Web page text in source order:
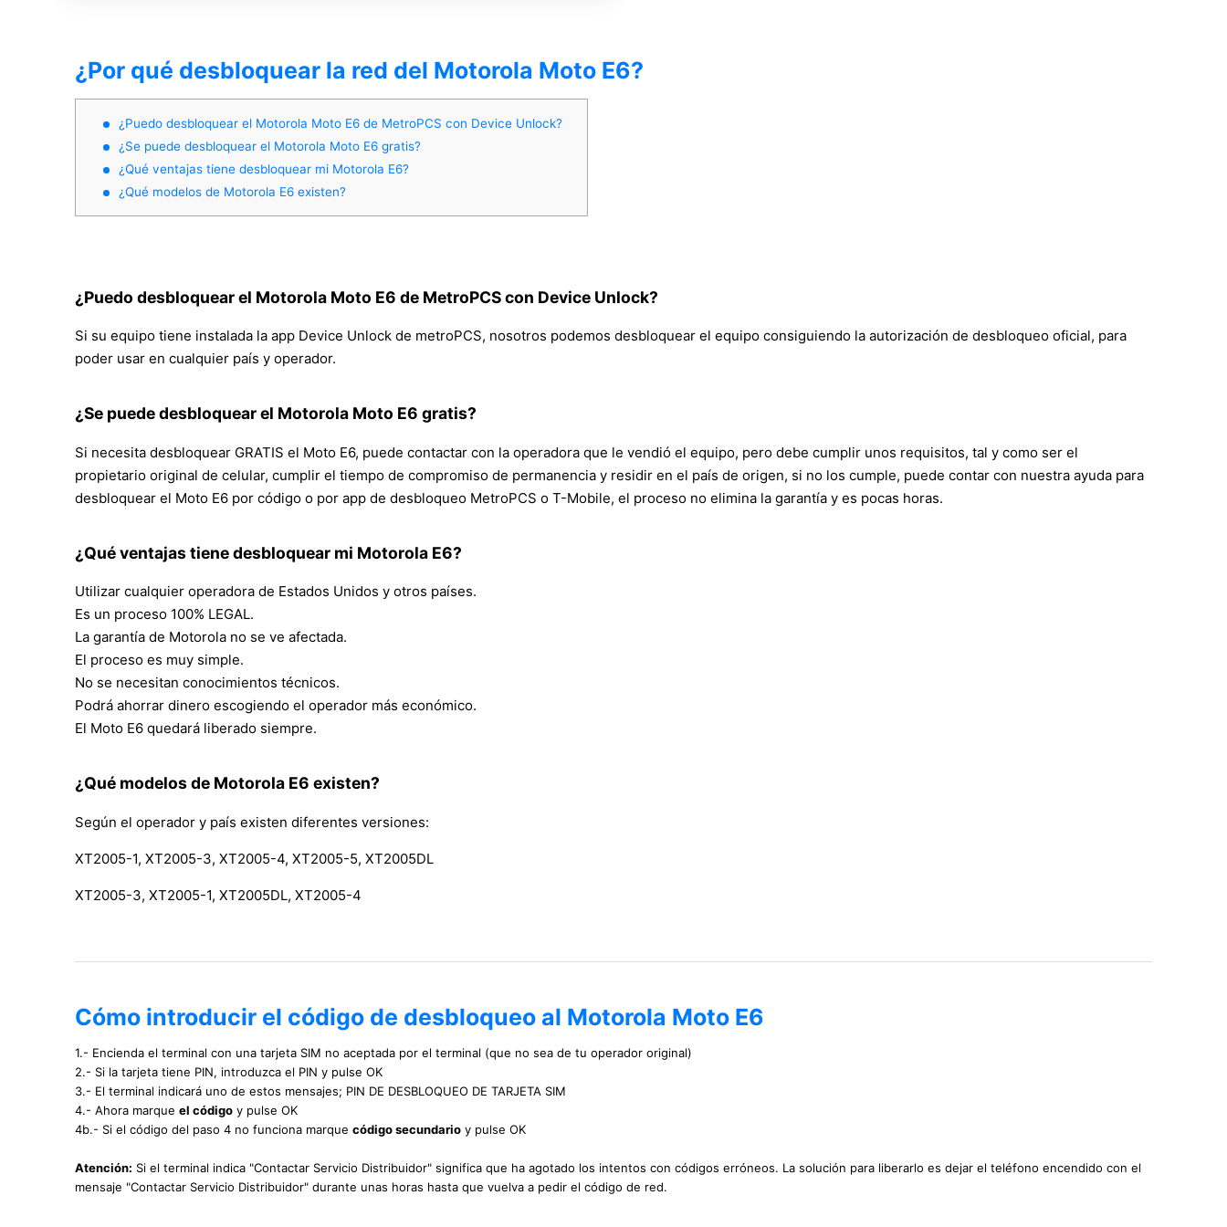
¿Por qué desbloquear la red del Motorola Moto E6?
¿Puedo desbloquear el Motorola Moto E6 de MetroPCS con Device Unlock?
¿Se puede desbloquear el Motorola Moto E6 gratis?
¿Qué ventajas tiene desbloquear mi Motorola E6?
¿Qué modelos de Motorola E6 existen?
¿Puedo desbloquear el Motorola Moto E6 de MetroPCS con Device Unlock?
Si su equipo tiene instalada la app Device Unlock de metroPCS, nosotros podemos desbloquear el equipo consiguiendo la autorización de desbloqueo oficial, para
poder usar en cualquier país y operador.
¿Se puede desbloquear el Motorola Moto E6 gratis?
Si necesita desbloquear GRATIS el Moto E6, puede contactar con la operadora que le vendió el equipo, pero debe cumplir unos requisitos, tal y como ser el
propietario original de celular, cumplir el tiempo de compromiso de permanencia y residir en el país de origen, si no los cumple, puede contar con nuestra ayuda para
desbloquear el Moto E6 por código o por app de desbloqueo MetroPCS o T-Mobile, el proceso no elimina la garantía y es pocas horas.
¿Qué ventajas tiene desbloquear mi Motorola E6?
Utilizar cualquier operadora de Estados Unidos y otros países.
Es un proceso 100% LEGAL.
La garantía de Motorola no se ve afectada.
El proceso es muy simple.
No se necesitan conocimientos técnicos.
Podrá ahorrar dinero escogiendo el operador más económico.
El Moto E6 quedará liberado siempre.
¿Qué modelos de Motorola E6 existen?
Según el operador y país existen diferentes versiones:
XT2005-1, XT2005-3, XT2005-4, XT2005-5, XT2005DL
XT2005-3, XT2005-1, XT2005DL, XT2005-4
Cómo introducir el código de desbloqueo al Motorola Moto E6
1.- Encienda el terminal con una tarjeta SIM no aceptada por el terminal (que no sea de tu operador original)
2.- Si la tarjeta tiene PIN, introduzca el PIN y pulse OK
3.- El terminal indicará uno de estos mensajes; PIN DE DESBLOQUEO DE TARJETA SIM
4.- Ahora marque el código y pulse OK
4b.- Si el código del paso 4 no funciona marque código secundario y pulse OK
Atención: Si el terminal indica "Contactar Servicio Distribuidor" significa que ha agotado los intentos con códigos erróneos. La solución para liberarlo es dejar el teléfono encendido con el
mensaje "Contactar Servicio Distribuidor" durante unas horas hasta que vuelva a pedir el código de red.